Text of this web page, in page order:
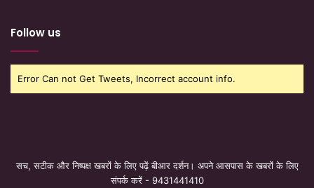
Follow us
Error Can not Get Tweets, Incorrect account info.
सच, सटीक और निष्पक्ष खबरों के लिए पढ़ें बीआर दर्शन। अपने आसपास के खबरों के लिए
संपर्क करें - 9431441410